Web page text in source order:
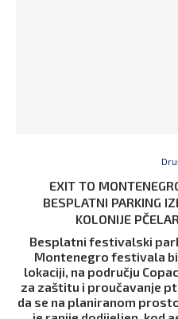
EXIT TO
BESPLATNI PARKING
KOLONIJE
Besplatni festivalski
Montenegro festivala
lokaciji, na području
za zaštitu i proučavanje
da se na planiranom